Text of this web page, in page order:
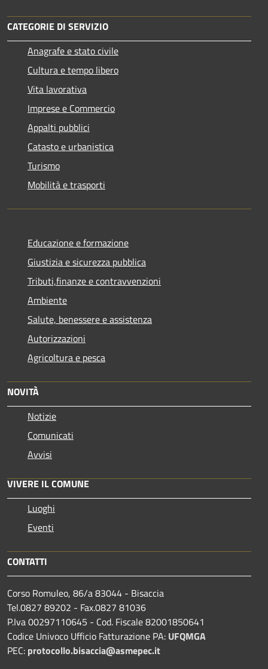
CATEGORIE DI SERVIZIO
Anagrafe e stato civile
Cultura e tempo libero
Vita lavorativa
Imprese e Commercio
Appalti pubblici
Catasto e urbanistica
Turismo
Mobilità e trasporti
Educazione e formazione
Giustizia e sicurezza pubblica
Tributi,finanze e contravvenzioni
Ambiente
Salute, benessere e assistenza
Autorizzazioni
Agricoltura e pesca
NOVITÀ
Notizie
Comunicati
Avvisi
VIVERE IL COMUNE
Luoghi
Eventi
CONTATTI
Corso Romuleo, 86/a 83044 - Bisaccia
Tel.0827 89202 - Fax.0827 81036
P.Iva 00297110645 - Cod. Fiscale 82001850641
Codice Univoco Ufficio Fatturazione PA: UFQMGA
PEC: protocollo.bisaccia@asmepec.it